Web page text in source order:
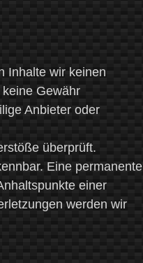
Inhalte wir keinen
Gewähr
Anbieter oder
überprüft.
Eine permanente
einer
werden wir